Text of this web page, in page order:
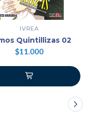
IVREA
Quintillizas 02
$11.000